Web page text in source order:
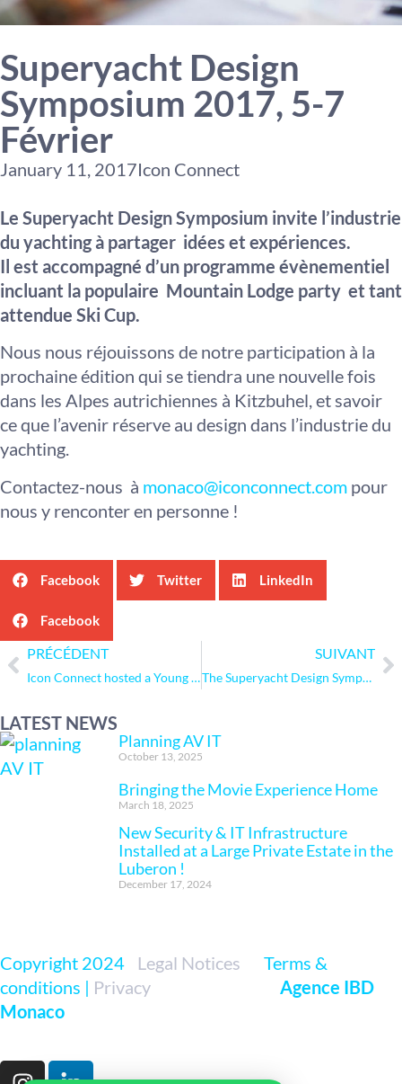
Superyacht Design
Symposium 2017, 5-7
Février
January 11, 2017Icon Connect
Le Superyacht Design Symposium invite l’industrie
du yachting à partager idées et expériences.
Il est accompagné d’un programme évènementiel
incluant la populaire Mountain Lodge party et tant
attendue Ski Cup.
Nous nous réjouissons de notre participation à la
prochaine édition qui se tiendra une nouvelle fois
dans les Alpes autrichiennes à Kitzbuhel, et savoir
ce que l’avenir réserve au design dans l’industrie du
yachting.
Contactez-nous à monaco@iconconnect.com pour
nous y renconter en personne !
Facebook Twitter LinkedIn
Facebook
PRÉCÉDENT
Icon Connect hosted a Young Professionals in Yachting event with Crestron
SUIVANT
The Superyacht Design Symposium invited the superyacht industry to share concepts and experiences
LATEST NEWS
Planning AV IT
October 13, 2025
Bringing the Movie Experience Home
March 18, 2025
New Security & IT Infrastructure
Installed at a Large Private Estate in the
Luberon !
December 17, 2024
Copyright 2024 Legal Notices
Terms &
conditions | Privacy
Agence IBD
Monaco